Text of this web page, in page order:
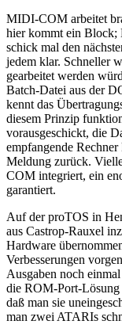
MIDI-COM arbeitet
hier kommt ein Block;
schick mal den
jedem klar. Schneller
gearbeitet werden
Batch-Datei aus der
kennt das
diesem Prinzip
vorausgeschickt, die
empfangende
Meldung zurück.
COM integriert, ein
garantiert.
Auf der proTOS in
aus Castrop-Rauxel
Hardware
Verbesserungen
Ausgaben noch
die ROM-Port-Lösung
daß man sie
man zwei ATARIs